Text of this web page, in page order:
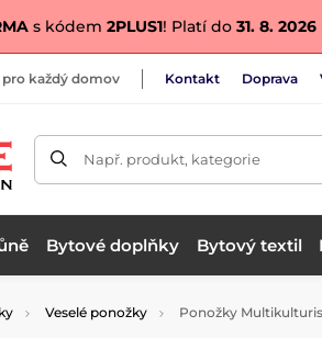
s kódem 2PLUS1! Platí do31. 8. 2026
pro každý domov Kontakt Doprava
Např. produkt, kategorie
Bytové doplňky Bytový textil
Veselé ponožky Ponožky